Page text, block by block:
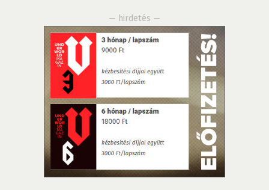
— hirdetés —